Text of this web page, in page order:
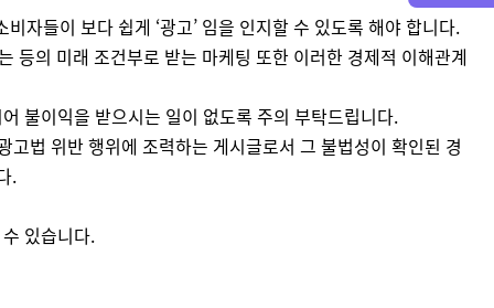
자들이 보다 쉽게 ‘광고’ 임을 인지할 수 있도록 해야 합니다.
등의 미래 조건부로 받는 마케팅 또한 이러한 경제적 이해관계
불이익을 받으시는 일이 없도록 주의 부탁드립니다.
법 위반 행위에 조력하는 게시글로서 그 불법성이 확인된 경
.
있습니다.